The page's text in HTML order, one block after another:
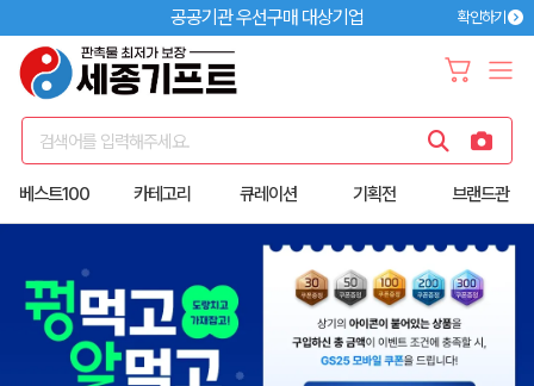
공공기관 우선구매 대상기업 확인하기
검색어를 입력해주세요.
베스트100 카테고리 큐레이션 기획전 브랜드관